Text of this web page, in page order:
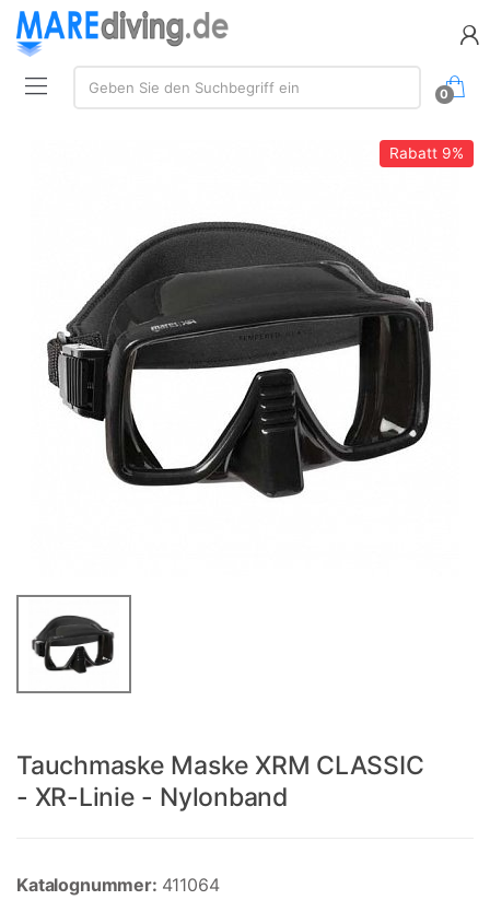
Suche:
Geben Sie den Suchbegriff ein
0
Rabatt9%
Tauchmaske Maske XRM CLASSIC
- XR-Linie - Nylonband
Katalognummer: 411064